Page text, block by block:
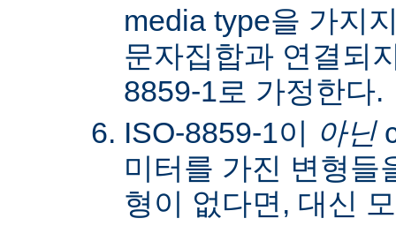
media type을 가지
문자집합과 연결되
8859-1로 가정한다.
ISO-8859-1이 아닌
미터를 가진 변형들
형이 없다면, 대신